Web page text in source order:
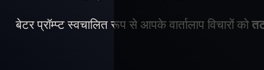
बेटर प्रॉम्प्ट स्वचालित रूप से आपके वार्तालाप विचारों को